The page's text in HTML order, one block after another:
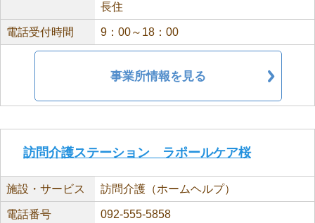
長住
電話受付時間 9：00～18：00
事業所情報を見る
訪問介護ステーション ラポールケア桜
施設・サービス 訪問介護（ホームヘルプ）
電話番号 092-555-5858